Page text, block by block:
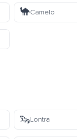
🐪Camelo
🦦Lontra